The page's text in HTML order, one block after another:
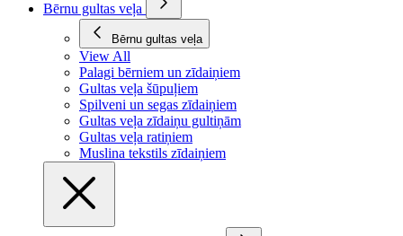
Bērnu gultas veļa
Bērnu gultas veļa
View All
Palagi bērniem un zīdaiņiem
Gultas veļa šūpuļiem
Spilveni un segas zīdaiņiem
Gultas veļa zīdaiņu gultiņām
Gultas veļa ratiņiem
Muslina tekstils zīdaiņiem